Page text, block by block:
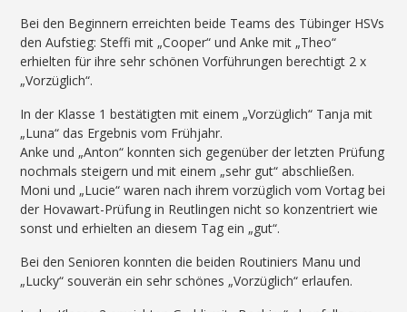
Bei den Beginnern erreichten beide Teams des Tübinger HSVs
den Aufstieg: Steffi mit „Cooper“ und Anke mit „Theo“
erhielten für ihre sehr schönen Vorführungen berechtigt 2 x
„Vorzüglich“.
In der Klasse 1 bestätigten mit einem „Vorzüglich“ Tanja mit
„Luna“ das Ergebnis vom Frühjahr.
Anke und „Anton“ konnten sich gegenüber der letzten Prüfung
nochmals steigern und mit einem „sehr gut“ abschließen.
Moni und „Lucie“ waren nach ihrem vorzüglich vom Vortag bei
der Hovawart-Prüfung in Reutlingen nicht so konzentriert wie
sonst und erhielten an diesem Tag ein „gut“.
Bei den Senioren konnten die beiden Routiniers Manu und
„Lucky“ souverän ein sehr schönes „Vorzüglich“ erlaufen.